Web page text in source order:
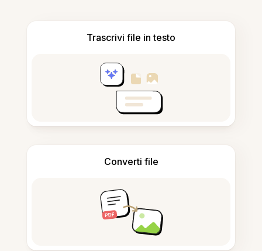
Trascrivi file in testo
Converti file